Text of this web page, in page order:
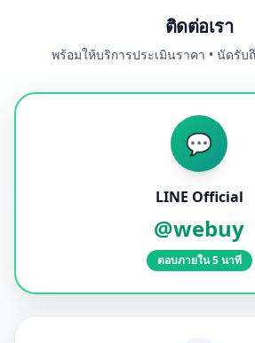
ติดต่อเรา
พร้อมให้บริการประเมินราคา • นัดรับ
💬
LINE Official
@webuy
ตอบภายใน 5 นาที